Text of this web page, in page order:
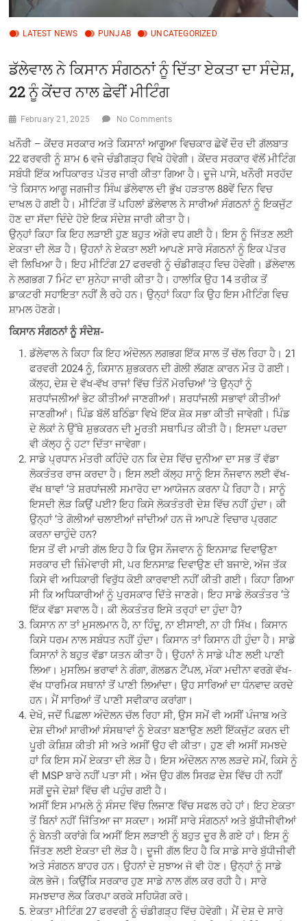
LATEST NEWS PUNJAB UNCATEGORIZED
ਡੱਲੇਵਾਲ ਨੇ ਕਿਸਾਨ ਸੰਗਠਨਾਂ ਨੂੰ ਦਿੱਤਾ ਏਕਤਾ ਦਾ ਸੰਦੇਸ਼,
22 ਨੂੰ ਕੇਂਦਰ ਨਾਲ ਛੇਵੀਂ ਮੀਟਿੰਗ
February 21, 2025 No Comments
ਖਨੌਰੀ – ਕੇਂਦਰ ਸਰਕਾਰ ਅਤੇ ਕਿਸਾਨਾਂ ਆਗੂਆ ਵਿਚਕਾਰ ਛੇਵੇਂ ਦੌਰ ਦੀ ਗੱਲਬਾਤ
22 ਫਰਵਰੀ ਨੂੰ ਸ਼ਾਮ 6 ਵਜੇ ਚੰਡੀਗੜ੍ਹ ਵਿਖੇ ਹੋਵੇਗੀ। ਕੇਂਦਰ ਸਰਕਾਰ ਵੱਲੋਂ ਮੀਟਿੰਗ
ਸਬੰਧੀ ਇੱਕ ਅਧਿਕਾਰਤ ਪੱਤਰ ਜਾਰੀ ਕੀਤਾ ਗਿਆ ਹੈ। ਦੂਜੇ ਪਾਸੇ, ਖਨੌਰੀ ਸਰਹੱਦ
‘ਤੇ ਕਿਸਾਨ ਆਗੂ ਜਗਜੀਤ ਸਿੰਘ ਡੱਲੇਵਾਲ ਦੀ ਭੁੱਖ ਹੜਤਾਲ 88ਵੇਂ ਦਿਨ ਵਿਚ
ਦਾਖਲ ਹੋ ਗਈ ਹੈ। ਮੀਟਿੰਗ ਤੋਂ ਪਹਿਲਾਂ ਡੱਲੇਵਾਲ ਨੇ ਸਾਰੀਆਂ ਸੰਗਠਨਾਂ ਨੂੰ ਇਕਜੁੱਟ
ਹੋਣ ਦਾ ਸੱਦਾ ਦਿੰਦੇ ਹੋਏ ਇਕ ਸੰਦੇਸ਼ ਜਾਰੀ ਕੀਤਾ ਹੈ।
ਉਨ੍ਹਾਂ ਕਿਹਾ ਕਿ ਇਹ ਲੜਾਈ ਹੁਣ ਬਹੁਤ ਅੱਗੇ ਵਧ ਗਈ ਹੈ। ਇਸ ਨੂੰ ਜਿੱਤਣ ਲਈ
ਏਕਤਾ ਦੀ ਲੋੜ ਹੈ। ਉਹਨਾਂ ਨੇ ਏਕਤਾ ਲਈ ਆਪਣੇ ਸਾਰੇ ਸੰਗਠਨਾਂ ਨੂੰ ਇਕ ਪੱਤਰ
ਵੀ ਲਿਖਿਆ ਹੈ। ਇਹ ਮੀਟਿੰਗ 27 ਫਰਵਰੀ ਨੂੰ ਚੰਡੀਗੜ੍ਹ ਵਿਚ ਹੋਵੇਗੀ। ਡੱਲੇਵਾਲ
ਨੇ ਲਗਭਗ 7 ਮਿੰਟ ਦਾ ਸੁਨੇਹਾ ਜਾਰੀ ਕੀਤਾ ਹੈ। ਹਾਲਾਂਕਿ ਉਹ 14 ਤਰੀਕ ਤੋਂ
ਡਾਕਟਰੀ ਸਹਾਇਤਾ ਨਹੀਂ ਲੈ ਰਹੇ ਹਨ। ਉਨ੍ਹਾਂ ਕਿਹਾ ਕਿ ਉਹ ਇਸ ਮੀਟਿੰਗ ਵਿਚ
ਸ਼ਾਮਲ ਹੋਣਗੇ।
ਕਿਸਾਨ ਸੰਗਠਨਾਂ ਨੂੰ ਸੰਦੇਸ਼-
ਡੱਲੇਵਾਲ ਨੇ ਕਿਹਾ ਕਿ ਇਹ ਅੰਦੋਲਨ ਲਗਭਗ ਇੱਕ ਸਾਲ ਤੋਂ ਚੱਲ ਰਿਹਾ ਹੈ। 21
ਫਰਵਰੀ 2024 ਨੂੰ, ਕਿਸਾਨ ਸ਼ੁਭਕਰਨ ਦੀ ਗੋਲੀ ਲੱਗਣ ਕਾਰਨ ਮੌਤ ਹੋ ਗਈ।
ਕੱਲ੍ਹ, ਦੇਸ਼ ਦੇ ਵੱਖ-ਵੱਖ ਰਾਜਾਂ ਵਿੱਚ ਤਿੰਨੋਂ ਮੋਰਚਿਆਂ ‘ਤੇ ਉਨ੍ਹਾਂ ਨੂੰ
ਸ਼ਰਧਾਂਜਲੀਆਂ ਭੇਟ ਕੀਤੀਆਂ ਜਾਣਗੀਆਂ। ਸ਼ਰਧਾਂਜਲੀ ਸਭਾਵਾਂ ਕੀਤੀਆਂ
ਜਾਣਗੀਆਂ। ਪਿੰਡ ਬੱਲੋਂ ਬਠਿੰਡਾ ਵਿਖੇ ਇੱਕ ਸ਼ੋਕ ਸਭਾ ਕੀਤੀ ਜਾਵੇਗੀ। ਪਿੰਡ
ਦੇ ਲੋਕਾਂ ਨੇ ਉੱਥੇ ਸ਼ੁਭਕਰਨ ਦੀ ਮੂਰਤੀ ਸਥਾਪਿਤ ਕੀਤੀ ਹੈ। ਇਸਦਾ ਪਰਦਾ
ਵੀ ਕੱਲ੍ਹ ਨੂੰ ਹਟਾ ਦਿੱਤਾ ਜਾਵੇਗਾ।
ਸਾਡੇ ਪ੍ਰਧਾਨ ਮੰਤਰੀ ਕਹਿੰਦੇ ਹਨ ਕਿ ਦੇਸ਼ ਵਿੱਚ ਦੁਨੀਆ ਦਾ ਸਭ ਤੋਂ ਵੱਡਾ
ਲੋਕਤੰਤਰ ਰਾਜ ਕਰਦਾ ਹੈ। ਇਸ ਲਈ ਕੱਲ੍ਹ ਸਾਨੂੰ ਇਸ ਨੌਜਵਾਨ ਲਈ ਵੱਖ-
ਵੱਖ ਥਾਵਾਂ ‘ਤੇ ਸ਼ਰਧਾਂਜਲੀ ਸਮਾਰੋਹ ਦਾ ਆਯੋਜਨ ਕਰਨਾ ਪੈ ਰਿਹਾ ਹੈ। ਸਾਨੂੰ
ਇਸਦੀ ਲੋੜ ਕਿਉਂ ਪਈ? ਇਹ ਕਿਸੇ ਲੋਕਤੰਤਰੀ ਦੇਸ਼ ਵਿੱਚ ਨਹੀਂ ਹੁੰਦਾ। ਕੀ
ਉਨ੍ਹਾਂ ‘ਤੇ ਗੋਲੀਆਂ ਚਲਾਈਆਂ ਜਾਂਦੀਆਂ ਹਨ ਜੋ ਆਪਣੇ ਵਿਚਾਰ ਪ੍ਰਗਟ
ਕਰਨਾ ਚਾਹੁੰਦੇ ਹਨ?
ਇਸ ਤੋਂ ਵੀ ਮਾੜੀ ਗੱਲ ਇਹ ਹੈ ਕਿ ਉਸ ਨੌਜਵਾਨ ਨੂੰ ਇਨਸਾਫ਼ ਦਿਵਾਉਣਾ
ਸਰਕਾਰ ਦੀ ਜ਼ਿੰਮੇਵਾਰੀ ਸੀ, ਪਰ ਇਨਸਾਫ਼ ਦਿਵਾਉਣ ਦੀ ਬਜਾਏ, ਅੱਜ ਤੱਕ
ਕਿਸੇ ਵੀ ਅਧਿਕਾਰੀ ਵਿਰੁੱਧ ਕੋਈ ਕਾਰਵਾਈ ਨਹੀਂ ਕੀਤੀ ਗਈ। ਕਿਹਾ ਗਿਆ
ਸੀ ਕਿ ਅਧਿਕਾਰੀਆਂ ਨੂੰ ਪੁਰਸਕਾਰ ਦਿੱਤੇ ਜਾਣਗੇ। ਇਹ ਸਾਡੇ ਲੋਕਤੰਤਰ ‘ਤੇ
ਇੱਕ ਵੱਡਾ ਸਵਾਲ ਹੈ। ਕੀ ਲੋਕਤੰਤਰ ਇਸੇ ਤਰ੍ਹਾਂ ਦਾ ਹੁੰਦਾ ਹੈ?
ਕਿਸਾਨ ਨਾ ਤਾਂ ਮੁਸਲਮਾਨ ਹੈ, ਨਾ ਹਿੰਦੂ, ਨਾ ਈਸਾਈ, ਨਾ ਹੀ ਸਿੱਖ। ਕਿਸਾਨ
ਕਿਸੇ ਧਰਮ ਨਾਲ ਸਬੰਧਤ ਨਹੀਂ ਹੁੰਦਾ। ਕਿਸਾਨ ਤਾਂ ਕਿਸਾਨ ਹੀ ਹੁੰਦਾ ਹੈ। ਸਾਡੇ
ਕਿਸਾਨਾਂ ਨੇ ਬਹੁਤ ਵੱਡਾ ਯਤਨ ਕੀਤਾ ਹੈ। ਉਹਨਾਂ ਨੇ ਸਾਡੇ ਪੀਣ ਲਈ ਪਾਣੀ
ਲਿਆ। ਮੁਸਲਿਮ ਭਰਾਵਾਂ ਨੇ ਗੰਗਾ, ਗੋਲਡਨ ਟੈਂਪਲ, ਮੱਕਾ ਮਦੀਨਾ ਵਰਗੇ ਵੱਖ-
ਵੱਖ ਧਾਰਮਿਕ ਸਥਾਨਾਂ ਤੋਂ ਪਾਣੀ ਲਿਆਂਦਾ। ਉਹ ਸਾਰਿਆਂ ਦਾ ਧੰਨਵਾਦ ਕਰਦੇ
ਹਨ। ਮੈਂ ਸਾਰਿਆਂ ਤੋਂ ਪਾਣੀ ਸਵੀਕਾਰ ਕਰਾਂਗਾ।
ਦੇਖੋ, ਜਦੋਂ ਪਿਛਲਾ ਅੰਦੋਲਨ ਚੱਲ ਰਿਹਾ ਸੀ, ਉਸ ਸਮੇਂ ਵੀ ਅਸੀਂ ਪੰਜਾਬ ਅਤੇ
ਦੇਸ਼ ਦੀਆਂ ਸਾਰੀਆਂ ਸੰਸਥਾਵਾਂ ਨੂੰ ਏਕਤਾ ਬਣਾਉਣ ਲਈ ਇੱਕਜੁੱਟ ਕਰਨ ਦੀ
ਪੂਰੀ ਕੋਸ਼ਿਸ਼ ਕੀਤੀ ਸੀ ਅਤੇ ਅਸੀਂ ਉਹ ਵੀ ਕੀਤਾ। ਹੁਣ ਵੀ ਅਸੀਂ ਸਮਝਦੇ
ਹਾਂ ਕਿ ਇਸ ਸਮੇਂ ਏਕਤਾ ਦੀ ਲੋੜ ਹੈ। ਇਸ ਅੰਦੋਲਨ ਨਾਲ ਲੜਦੇ ਸਮੇਂ, ਕਿਸੇ ਨੂੰ
ਵੀ MSP ਬਾਰੇ ਨਹੀਂ ਪਤਾ ਸੀ। ਅੱਜ ਉਹ ਗੱਲ ਸਿਰਫ਼ ਦੇਸ਼ ਵਿੱਚ ਹੀ ਨਹੀਂ
ਸਗੋਂ ਦੂਜੇ ਦੇਸ਼ਾਂ ਵਿੱਚ ਵੀ ਪਹੁੰਚ ਗਈ ਹੈ।
ਅਸੀਂ ਇਸ ਮਾਮਲੇ ਨੂੰ ਸੰਸਦ ਵਿੱਚ ਲਿਜਾਣ ਵਿੱਚ ਸਫਲ ਰਹੇ ਹਾਂ। ਇਹ ਏਕਤਾ
ਤੋਂ ਬਿਨਾਂ ਨਹੀਂ ਜਿੱਤਿਆ ਜਾ ਸਕਦਾ। ਅਸੀਂ ਸਾਰੇ ਸੰਗਠਨਾਂ ਅਤੇ ਬੁੱਧੀਜੀਵੀਆਂ
ਨੂੰ ਬੇਨਤੀ ਕਰਾਂਗੇ ਕਿ ਅਸੀਂ ਇਸ ਲੜਾਈ ਨੂੰ ਬਹੁਤ ਦੂਰ ਲੈ ਗਏ ਹਾਂ। ਇਸ ਨੂੰ
ਜਿੱਤਣ ਲਈ ਏਕਤਾ ਦੀ ਲੋੜ ਹੈ। ਦੂਜੀ ਗੱਲ ਇਹ ਹੈ ਕਿ ਸਾਡੇ ਸਾਰੇ ਬੁੱਧੀਜੀਵੀ
ਅਤੇ ਸੰਗਠਨ ਬਾਹਰ ਹਨ। ਉਹਨਾਂ ਦੇ ਸੁਝਾਅ ਜੋ ਵੀ ਹੋਣ। ਉਨ੍ਹਾਂ ਨੂੰ ਸਾਡੇ
ਕੋਲ ਭੇਜੋ। ਕਿਉਂਕਿ ਸਰਕਾਰ ਹੁਣ ਸਾਡੇ ਨਾਲ ਗੱਲ ਕਰ ਰਹੀ ਹੈ। ਸਾਰੇ
ਸਮਝਦਾਰ ਲੋਕ ਕਿਰਪਾ ਕਰਕੇ ਸਹਿਯੋਗ ਕਰੋ।
ਏਕਤਾ ਮੀਟਿੰਗ 27 ਫਰਵਰੀ ਨੂੰ ਚੰਡੀਗੜ੍ਹ ਵਿੱਚ ਹੋਵੇਗੀ। ਮੈਂ ਦੇਸ਼ ਦੇ ਸਾਰੇ